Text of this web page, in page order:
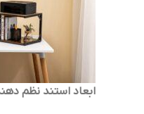
ابعاد استند نظم